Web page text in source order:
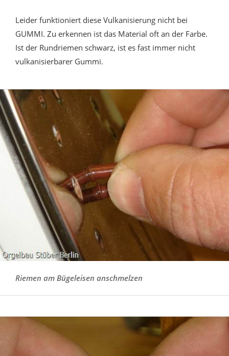
Leider funktioniert diese Vulkanisierung nicht bei
GUMMI. Zu erkennen ist das Material oft an der Farbe.
Ist der Rundriemen schwarz, ist es fast immer nicht
vulkanisierbarer Gummi.
Riemen am Bügeleisen anschmelzen